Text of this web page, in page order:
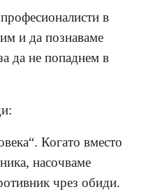
в
и да познаваме
да не попаднем в
Когато вместо
насочваме
чрез обиди.